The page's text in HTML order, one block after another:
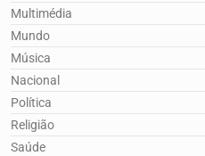
Multimédia
Mundo
Música
Nacional
Política
Religião
Saúde